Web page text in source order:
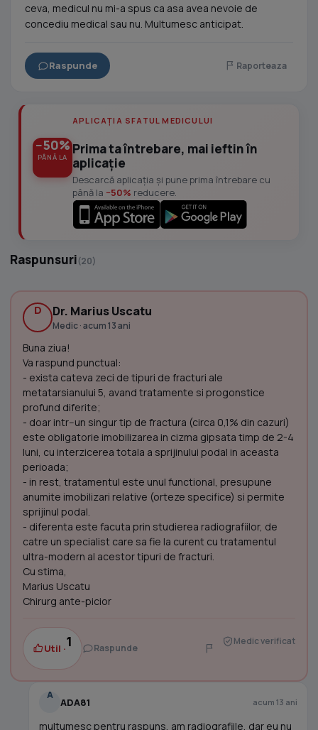
ceva, medicul nu mi-a spus ca asa avea nevoie de
concediu medical sau nu. Multumesc anticipat.
Raspunde Raporteaza
−50%
PÂNĂ LA
APLICAȚIA SFATUL MEDICULUI
Prima ta întrebare, mai ieftin în
aplicație
Descarcă aplicația și pune prima întrebare cu
până la −50% reducere.
Raspunsuri(20)
D Dr. Marius Uscatu
Medic · acum 13 ani
Buna ziua!
Va raspund punctual:
- exista cateva zeci de tipuri de fracturi ale
metatarsianului 5, avand tratamente si progonstice
profund diferite;
- doar intr--un singur tip de fractura (circa 0,1% din cazuri)
este obligatorie imobilizarea in cizma gipsata timp de 2-4
luni, cu interzicerea totala a sprijinului podal in aceasta
perioada;
- in rest, tratamentul este unul functional, presupune
anumite imobilizari relative (orteze specifice) si permite
sprijinul podal.
- diferenta este facuta prin studierea radiografiilor, de
catre un specialist care sa fie la curent cu tratamentul
ultra-modern al acestor tipuri de fracturi.
Cu stima,
Marius Uscatu
Chirurg ante-picior
Util ·1 Raspunde
Medic verificat
A
ADA81 acum 13 ani
multumesc pentru raspuns, am radiografiile, dar eu nu